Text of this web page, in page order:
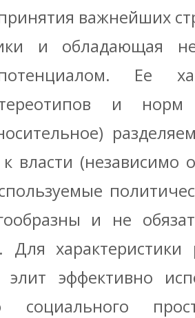
важнейших
и обладающая
Ее
и норм
власти (независимо
и не
Для характеристики
элит эффективно
социального